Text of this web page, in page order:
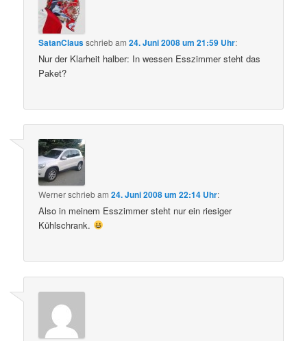
SatanClausschriebam24. Juni 2008 um 21:59 Uhr:
Nur der Klarheit halber: In wessen Esszimmer steht das
Paket?
Wernerschriebam24. Juni 2008 um 22:14 Uhr:
Also in meinem Esszimmer steht nur ein riesiger
Kühlschrank.